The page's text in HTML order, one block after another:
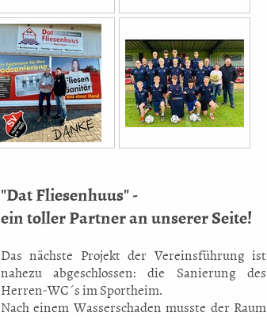
"Dat Fliesenhuus" -
ein toller Partner an unserer Seite!
Das nächste Projekt der Vereinsführung ist
nahezu abgeschlossen: die Sanierung des
Herren-WC´s im Sportheim.
Nach einem Wasserschaden musste der Raum